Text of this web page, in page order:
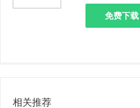
免费下载
相关推荐